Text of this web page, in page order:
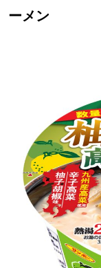
ーメン